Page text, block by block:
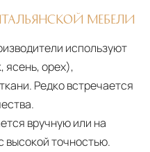
МЕБЕЛИ
используют
ясень, орех),
Редко встречается
вручную или на
высокой точностью.